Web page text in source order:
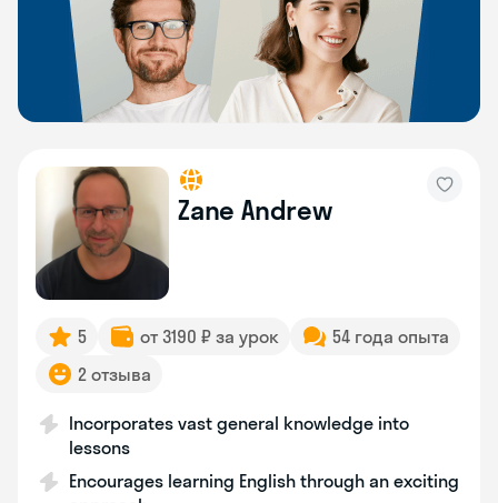
Zane Andrew
5 от 3190 ₽ за урок
54 года опыта
2 отзыва
Incorporates vast general knowledge into
lessons
Encourages learning English through an exciting